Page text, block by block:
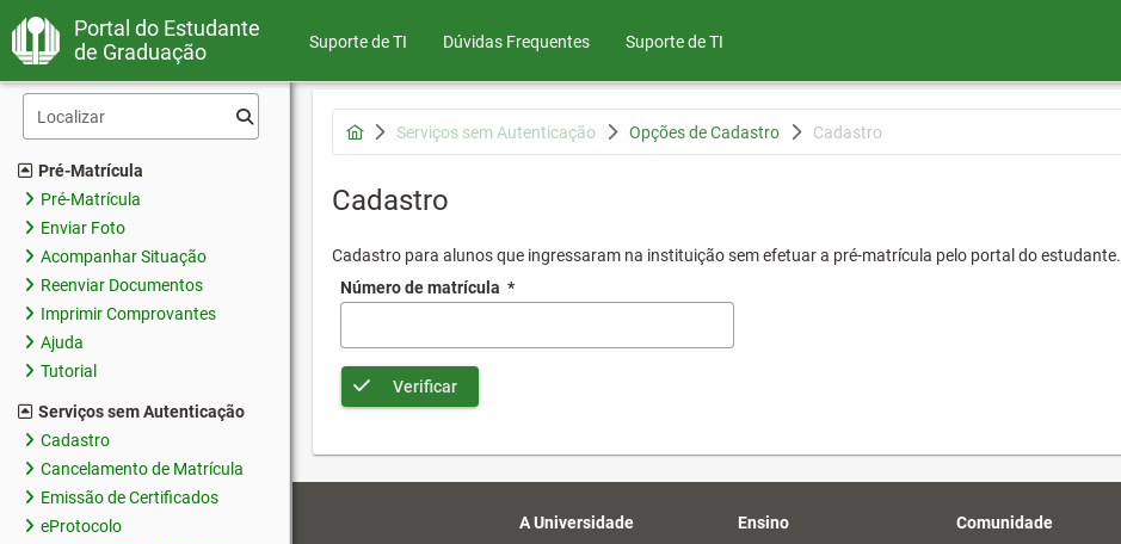
Portal do Estudante
de Graduação
Suporte de TI Dúvidas Frequentes Suporte de TI
Pré-Matrícula
Pré-Matrícula
Enviar Foto
Acompanhar Situação
Reenviar Documentos
Imprimir Comprovantes
Ajuda
Tutorial
Serviços sem Autenticação
Cadastro
Cancelamento de Matrícula
Emissão de Certificados
eProtocolo
Serviços sem Autenticação Opções de Cadastro Cadastro
Cadastro
Cadastro para alunos que ingressaram na instituição sem efetuar a pré-matrícula pelo portal do estudante.
Número de matrícula *
Verificar
A Universidade Ensino Comunidade